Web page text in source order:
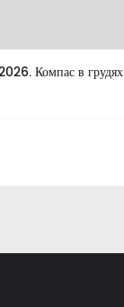
Компас в грудях